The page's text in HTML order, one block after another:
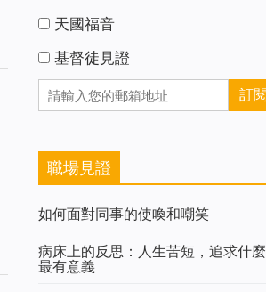
天國福音
基督徒見證
職場見證
如何面對同事的使喚和嘲笑
病床上的反思：人生苦短，追求什麼
最有意義